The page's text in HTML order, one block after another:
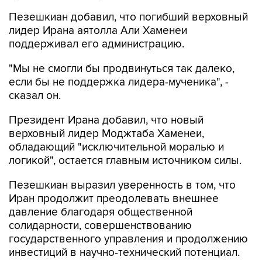
Пезешкиан добавил, что погибший верховный
лидер Ирана аятолла Али Хаменеи
поддерживал его администрацию.
"Мы не смогли бы продвинуться так далеко,
если бы не поддержка лидера-мученика", -
сказал он.
Президент Ирана добавил, что новый
верховный лидер Моджтаба Хаменеи,
обладающий "исключительной моралью и
логикой", остается главным источником силы.
Пезешкиан выразил уверенность в том, что
Иран продолжит преодолевать внешнее
давление благодаря общественной
солидарности, совершенствованию
государственного управления и продолжению
инвестиций в научно-технический потенциал.